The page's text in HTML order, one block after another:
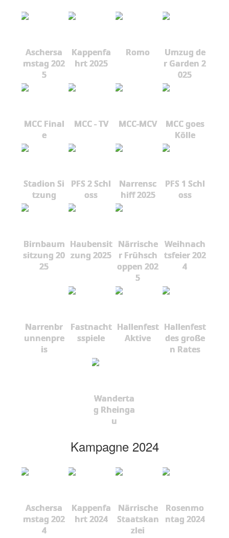
Aschersa
mstag 202
5
Kappenfa
hrt 2025
Romo
Umzug de
r Garden 2
025
MCC Final
e
MCC - TV MCC-MCV
MCC goes
Kölle
Stadion Si
tzung
PFS 2 Schl
oss
Narrensc
hiff 2025
PFS 1 Schl
oss
Birnbaum
sitzung 20
25
Haubensit
zung 2025
Närrische
r Frühsch
oppen 202
5
Weihnach
tsfeier 202
4
Narrenbr
unnenpre
is
Fastnacht
sspiele
Hallenfest
Aktive
Hallenfest
des große
n Rates
Wanderta
g Rheinga
u
Kampagne 2024
Aschersa
mstag 202
4
Kappenfa
hrt 2024
Närrische
Staatskan
zlei
Rosenmo
ntag 2024